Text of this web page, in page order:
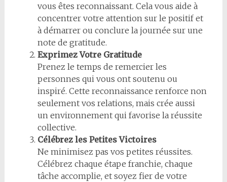
vous êtes reconnaissant. Cela vous aide à
concentrer votre attention sur le positif et
à démarrer ou conclure la journée sur une
note de gratitude.
Exprimez Votre Gratitude
Prenez le temps de remercier les
personnes qui vous ont soutenu ou
inspiré. Cette reconnaissance renforce non
seulement vos relations, mais crée aussi
un environnement qui favorise la réussite
collective.
Célébrez les Petites Victoires
Ne minimisez pas vos petites réussites.
Célébrez chaque étape franchie, chaque
tâche accomplie, et soyez fier de votre